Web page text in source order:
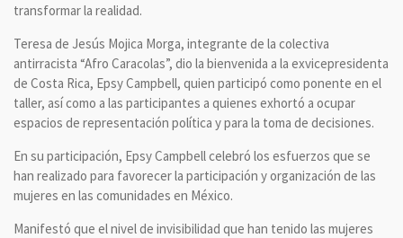
transformar la realidad.
Teresa de Jesús Mojica Morga, integrante de la colectiva
antirracista “Afro Caracolas”, dio la bienvenida a la exvicepresidenta
de Costa Rica, Epsy Campbell, quien participó como ponente en el
taller, así como a las participantes a quienes exhortó a ocupar
espacios de representación política y para la toma de decisiones.
En su participación, Epsy Campbell celebró los esfuerzos que se
han realizado para favorecer la participación y organización de las
mujeres en las comunidades en México.
Manifestó que el nivel de invisibilidad que han tenido las mujeres